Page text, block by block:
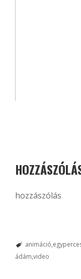
hozzászólás
animáció
ádám video